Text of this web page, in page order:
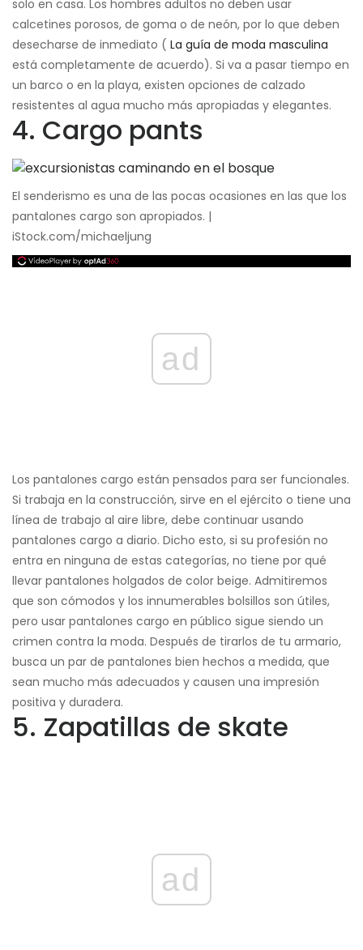
solo en casa. Los hombres adultos no deben usar
calcetines porosos, de goma o de neón, por lo que deben
desecharse de inmediato ( La guía de moda masculina
está completamente de acuerdo). Si va a pasar tiempo en
un barco o en la playa, existen opciones de calzado
resistentes al agua mucho más apropiadas y elegantes.
4. Cargo pants
El senderismo es una de las pocas ocasiones en las que los
pantalones cargo son apropiados. |
iStock.com/michaeljung
ad
Los pantalones cargo están pensados ​​para ser funcionales.
Si trabaja en la construcción, sirve en el ejército o tiene una
línea de trabajo al aire libre, debe continuar usando
pantalones cargo a diario. Dicho esto, si su profesión no
entra en ninguna de estas categorías, no tiene por qué
llevar pantalones holgados de color beige. Admitiremos
que son cómodos y los innumerables bolsillos son útiles,
pero usar pantalones cargo en público sigue siendo un
crimen contra la moda. Después de tirarlos de tu armario,
busca un par de pantalones bien hechos a medida, que
sean mucho más adecuados y causen una impresión
positiva y duradera.
5. Zapatillas de skate
ad